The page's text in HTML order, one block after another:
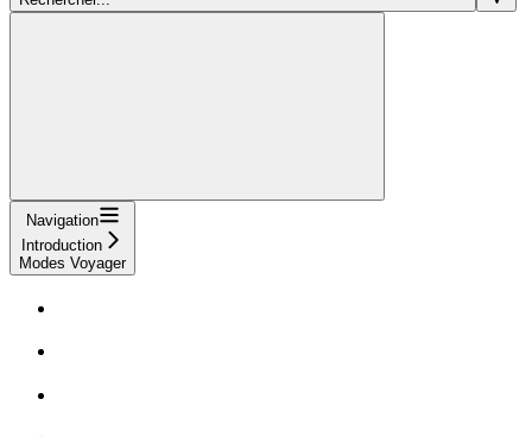
Navigation
Introduction
Modes Voyager